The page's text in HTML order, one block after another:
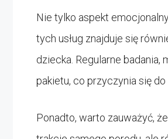
Nie tylko aspekt
tych usług znajduje się
dziecka. Regularne
pakietu, co przyczynia się
Ponadto, warto zauważyć, że